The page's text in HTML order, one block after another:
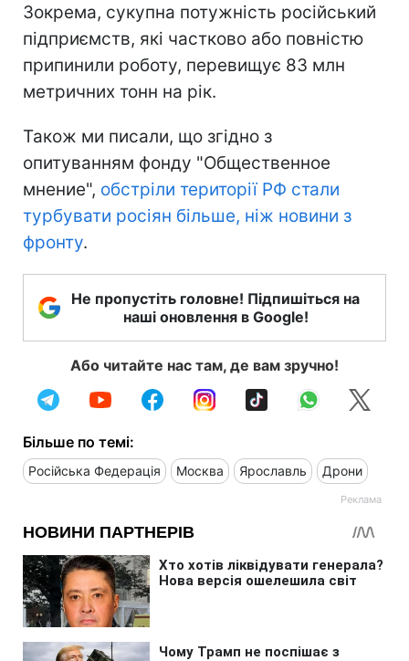
Зокрема, сукупна потужність російський
підприємств, які частково або повністю
припинили роботу, перевищує 83 млн
метричних тонн на рік.
Також ми писали, що згідно з
опитуванням фонду "Общественное
мнение", обстріли території РФ стали
турбувати росіян більше, ніж новини з
фронту.
Не пропустіть головне! Підпишіться на
наші оновлення в Google!
Або читайте нас там, де вам зручно!
Більше по темі:
Російська Федерація Москва Ярославль Дрони